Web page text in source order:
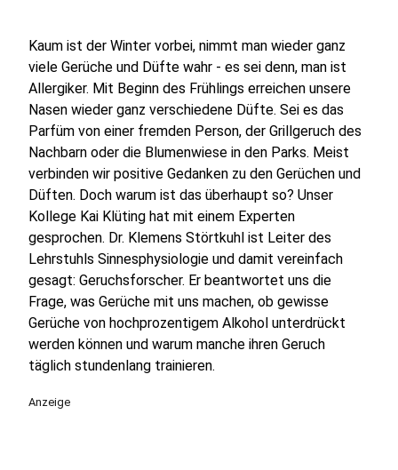
Kaum ist der Winter vorbei, nimmt man wieder ganz
viele Gerüche und Düfte wahr - es sei denn, man ist
Allergiker. Mit Beginn des Frühlings erreichen unsere
Nasen wieder ganz verschiedene Düfte. Sei es das
Parfüm von einer fremden Person, der Grillgeruch des
Nachbarn oder die Blumenwiese in den Parks. Meist
verbinden wir positive Gedanken zu den Gerüchen und
Düften. Doch warum ist das überhaupt so? Unser
Kollege Kai Klüting hat mit einem Experten
gesprochen. Dr. Klemens Störtkuhl ist Leiter des
Lehrstuhls Sinnesphysiologie und damit vereinfach
gesagt: Geruchsforscher. Er beantwortet uns die
Frage, was Gerüche mit uns machen, ob gewisse
Gerüche von hochprozentigem Alkohol unterdrückt
werden können und warum manche ihren Geruch
täglich stundenlang trainieren.
Anzeige